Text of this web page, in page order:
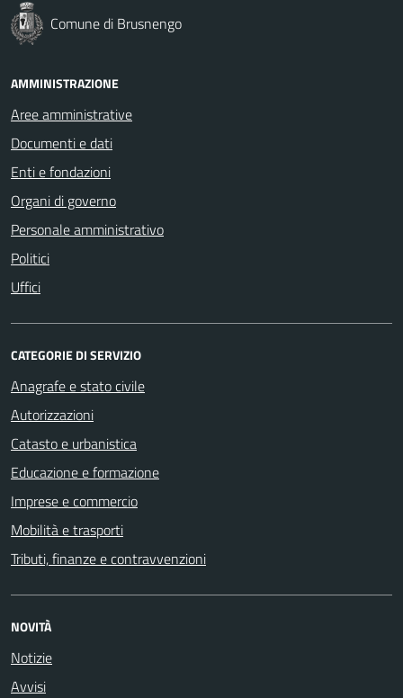
Comune di Brusnengo
AMMINISTRAZIONE
Aree amministrative
Documenti e dati
Enti e fondazioni
Organi di governo
Personale amministrativo
Politici
Uffici
CATEGORIE DI SERVIZIO
Anagrafe e stato civile
Autorizzazioni
Catasto e urbanistica
Educazione e formazione
Imprese e commercio
Mobilità e trasporti
Tributi, finanze e contravvenzioni
NOVITÀ
Notizie
Avvisi